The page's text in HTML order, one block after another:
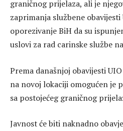
graničnog prijelaza, ali je
zaprimanja službene
oporezivanje BiH da su
uslovi za rad carinske službe
Prema današnjoj obavijesti
na novoj lokaciji omogućen je
sa postojećeg graničnog
Javnost će biti naknadno